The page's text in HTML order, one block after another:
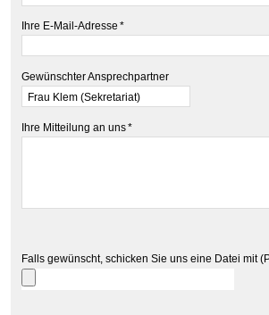
Ihre E-Mail-Adresse *
Gewünschter Ansprechpartner
Ihre Mitteilung an uns*
Falls gewünscht, schicken Sie uns eine Datei mit